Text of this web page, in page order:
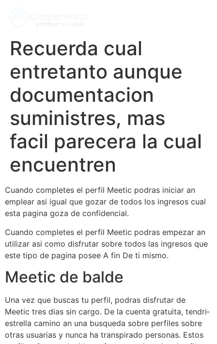
Recuerda cual
entretanto aunque
documentacion
suministres, mas
facil parecera la cual
encuentren
Cuando completes el perfil Meetic podras iniciar an
emplear asi­ igual que gozar de todos los ingresos cual
esta pagina goza de confidencial.
Cuando completes el perfil Meetic podras empezar an
utilizar asi­ como disfrutar sobre todos las ingresos que
este tipo de pagina posee A fin De ti mismo.
Meetic de balde
Una vez que buscas tu perfil, podras disfrutar de
Meetic tres dias sin cargo. De la cuenta gratuita, tendri­
estrella camino an una busqueda sobre perfiles sobre
otras usuarias y nunca ha transpirado personas. Estos